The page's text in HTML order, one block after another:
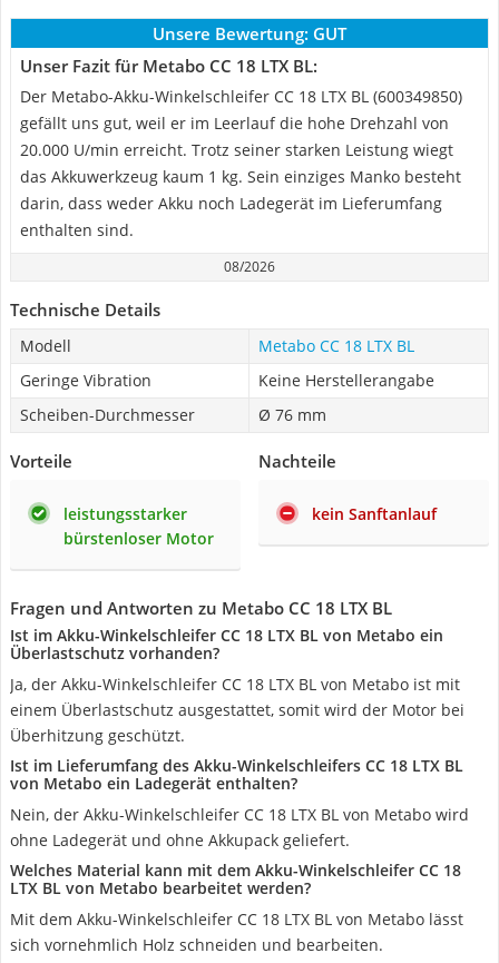
Unsere Bewertung: GUT
Unser Fazit für Metabo CC 18 LTX BL:
Der Metabo-Akku-Winkelschleifer CC 18 LTX BL (600349850)
gefällt uns gut, weil er im Leerlauf die hohe Drehzahl von
20.000 U/min erreicht. Trotz seiner starken Leistung wiegt
das Akkuwerkzeug kaum 1 kg. Sein einziges Manko besteht
darin, dass weder Akku noch Ladegerät im Lieferumfang
enthalten sind.
08/2026
Technische Details
Modell
Metabo CC 18 LTX BL
Geringe Vibration
Keine Herstellerangabe
Scheiben-Durchmesser
Ø 76 mm
Vorteile
leistungsstarker
bürstenloser Motor
Nachteile
kein Sanftanlauf
Fragen und Antworten zu Metabo CC 18 LTX BL
Ist im Akku-Winkelschleifer CC 18 LTX BL von Metabo ein
Überlastschutz vorhanden?
Ja, der Akku-Winkelschleifer CC 18 LTX BL von Metabo ist mit
einem Überlastschutz ausgestattet, somit wird der Motor bei
Überhitzung geschützt.
Ist im Lieferumfang des Akku-Winkelschleifers CC 18 LTX BL
von Metabo ein Ladegerät enthalten?
Nein, der Akku-Winkelschleifer CC 18 LTX BL von Metabo wird
ohne Ladegerät und ohne Akkupack geliefert.
Welches Material kann mit dem Akku-Winkelschleifer CC 18
LTX BL von Metabo bearbeitet werden?
Mit dem Akku-Winkelschleifer CC 18 LTX BL von Metabo lässt
sich vornehmlich Holz schneiden und bearbeiten.